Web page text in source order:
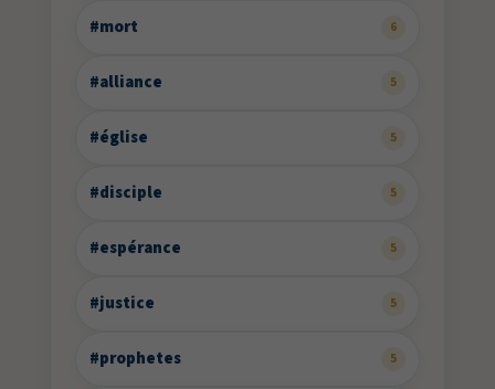
#mort 6
#alliance 5
#église 5
#disciple 5
#espérance 5
#justice 5
#prophetes 5